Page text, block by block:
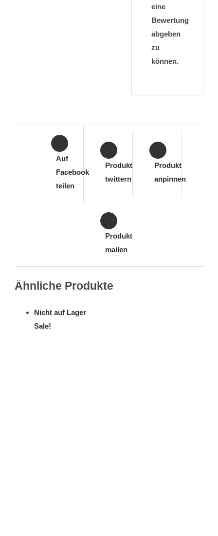
eine
Bewertung
abgeben
zu
können.
Auf
Facebook
teilen
Produkt
twittern
Produkt
anpinnen
Produkt
mailen
Ähnliche Produkte
Nicht auf Lager
Sale!